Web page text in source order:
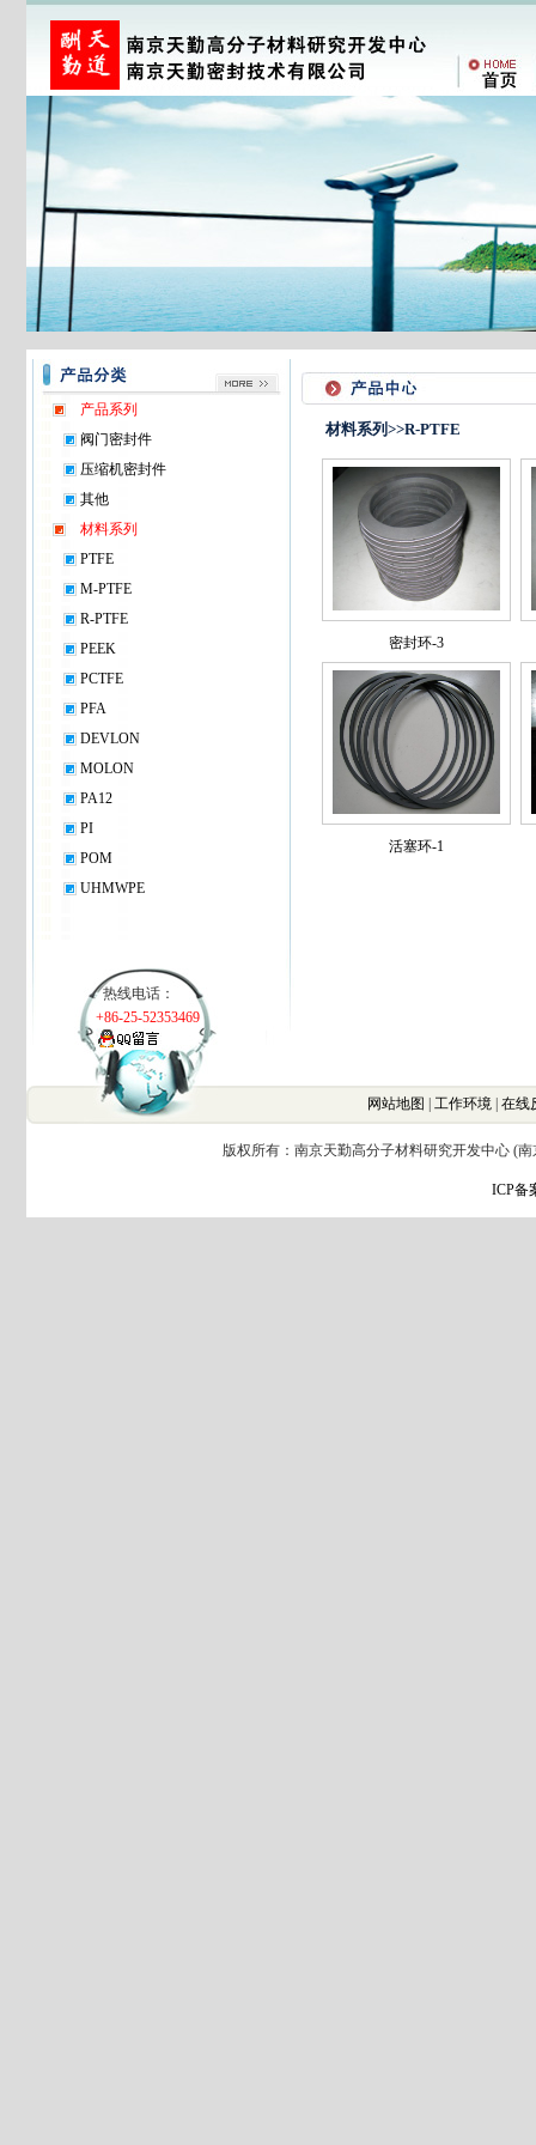
产品系列
阀门密封件
压缩机密封件
其他
材料系列
PTFE
M-PTFE
R-PTFE
PEEK
PCTFE
PFA
DEVLON
MOLON
PA12
PI
POM
UHMWPE
材料系列>>R-PTFE
密封环-3
活塞环-1
热线电话：
+86-25-52353469
网站地图 工作环境 在线
版权所有：南京天勤高分子材料研究开发中心 (
ICP备